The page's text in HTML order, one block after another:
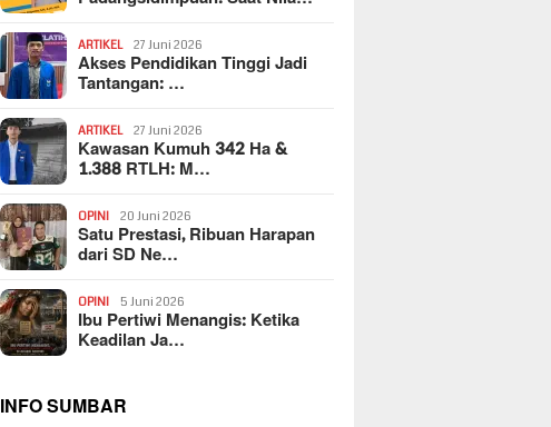
ARTIKEL 27 Juni 2026
Akses Pendidikan Tinggi Jadi
Tantangan: …
ARTIKEL 27 Juni 2026
Kawasan Kumuh 342 Ha &
1.388 RTLH: M…
OPINI 20 Juni 2026
Satu Prestasi, Ribuan Harapan
dari SD Ne…
OPINI 5 Juni 2026
Ibu Pertiwi Menangis: Ketika
Keadilan Ja…
INFO SUMBAR